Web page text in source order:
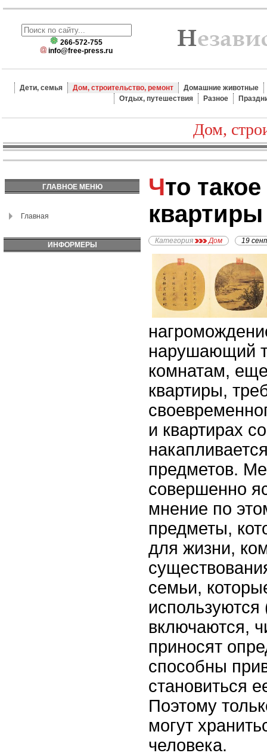
266-572-755
info@free-press.ru
Дети, семья Дом, строительство, ремонт
Домашние животные
Отдых, путешествия
Разное
Дом,
ГЛАВНОЕ МЕНЮ
Главная
ИНФОРМЕРЫ
Что такое болезни
квартиры
Категория Дом 19
нарушающий
комнатам,
квартиры,
и квартирах
предметов.
совершенно
мнение по
предметы,
для жизни,
семьи,
включаются,
приносят
способны
становиться
Поэтому
могут
человека.